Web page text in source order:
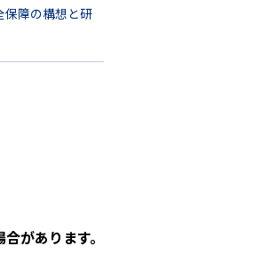
保障の構想と研
があります。